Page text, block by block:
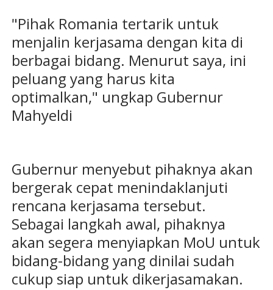
"Pihak Romania tertarik untuk
menjalin kerjasama dengan kita di
berbagai bidang. Menurut saya, ini
peluang yang harus kita
optimalkan," ungkap Gubernur
Mahyeldi
Gubernur menyebut pihaknya akan
bergerak cepat menindaklanjuti
rencana kerjasama tersebut.
Sebagai langkah awal, pihaknya
akan segera menyiapkan MoU untuk
bidang-bidang yang dinilai sudah
cukup siap untuk dikerjasamakan.